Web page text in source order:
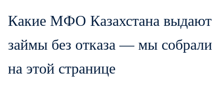
Какие МФО Казахстана выдают
займы без отказа — мы собрали
на этой странице